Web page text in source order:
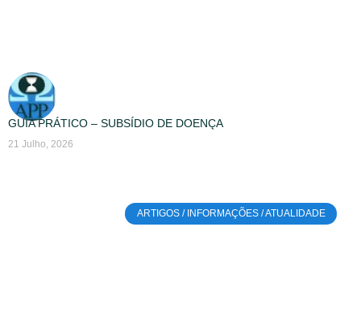
GUIA PRÁTICO – SUBSÍDIO DE DOENÇA
21 Julho, 2026
ARTIGOS / INFORMAÇÕES / ATUALIDADE